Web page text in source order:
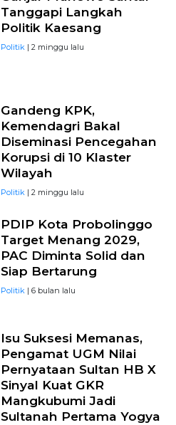
Tanggapi Langkah
Politik Kaesang
Politik| 2 minggu lalu
Gandeng KPK,
Kemendagri Bakal
Diseminasi Pencegahan
Korupsi di 10 Klaster
Wilayah
Politik| 2 minggu lalu
PDIP Kota Probolinggo
Target Menang 2029,
PAC Diminta Solid dan
Siap Bertarung
Politik| 6 bulan lalu
Isu Suksesi Memanas,
Pengamat UGM Nilai
Pernyataan Sultan HB X
Sinyal Kuat GKR
Mangkubumi Jadi
Sultanah Pertama Yogya